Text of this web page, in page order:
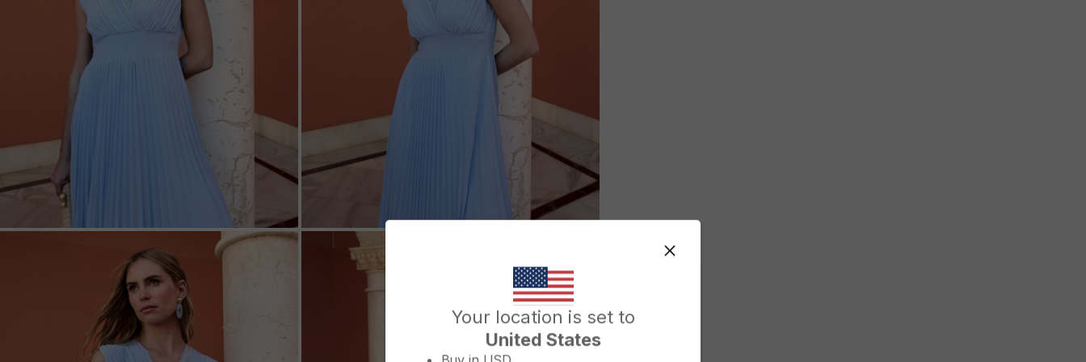
Your location is set to
United States
Change country/region
ZOOM